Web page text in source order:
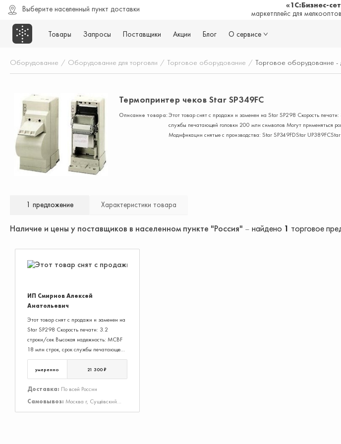
Выберите населенный пункт доставки «1С:Бизнес-
маркетплейс для
Товары Запросы Поставщики Акции Блог О сервисе
Оборудование / Оборудование для торговли / Торговое оборудование / Торговое оборудование -
Термопринтер чеков Star SP349FC
Описание товара:Этот товар снят с продажи и заменен на Star SP298 Скорость
службы печатающей головки 200 млн символов Могут применяться
Модификации снятые с производства: Star SP349FDStar
1 предложение Характеристики товара
Наличие и цены у поставщиков в населенном пункте "Россия" найдено 1 торговое
ИП Смирнов Алексей
Анатольевич
Этот товар снят с продажи и заменен на
Star SP298 Скорость печати: 3.2
строки/сек Высокая надежность: MCBF
18 млн строк, срок службы печатающей
головки 200 млн символов Могут
применяться ролики увеличенного
диаметра - до 13 см Можно прикрепить
на стену Модификации снятые с
производства: Star SP349FDStar
умеренно 21 300 ₽
Доставка: По всей России
Самовывоз: Москва г, Сущёвский
Вал ул, Дом 43, Строение 3